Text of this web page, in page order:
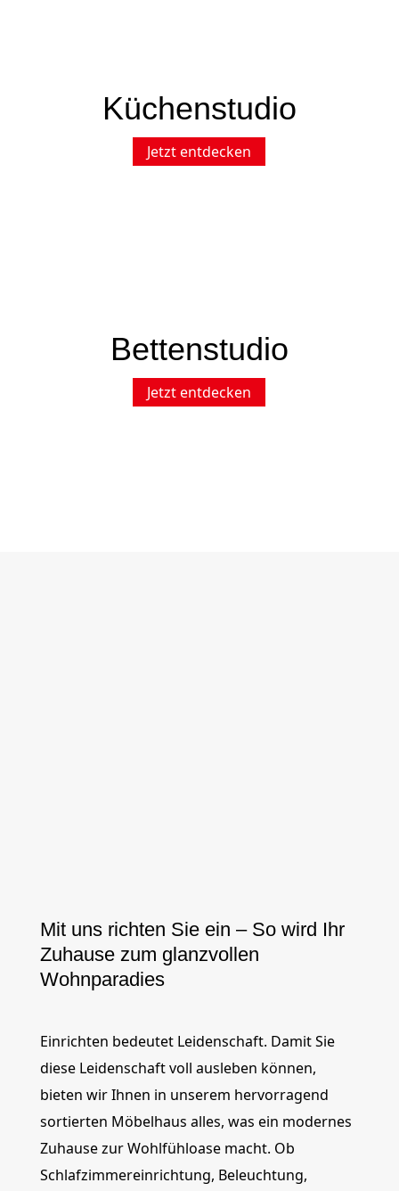
Küchenstudio
Jetzt entdecken
Bettenstudio
Jetzt entdecken
Mit uns richten Sie ein – So wird Ihr
Zuhause zum glanzvollen
Wohnparadies
Einrichten bedeutet Leidenschaft. Damit Sie
diese Leidenschaft voll ausleben können,
bieten wir Ihnen in unserem hervorragend
sortierten Möbelhaus alles, was ein modernes
Zuhause zur Wohlfühloase macht. Ob
Schlafzimmereinrichtung, Beleuchtung,